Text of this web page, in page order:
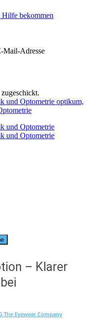
Hilfe bekommen
Mail-Adresse
optikum,
– Klarer
The Eyewear Company